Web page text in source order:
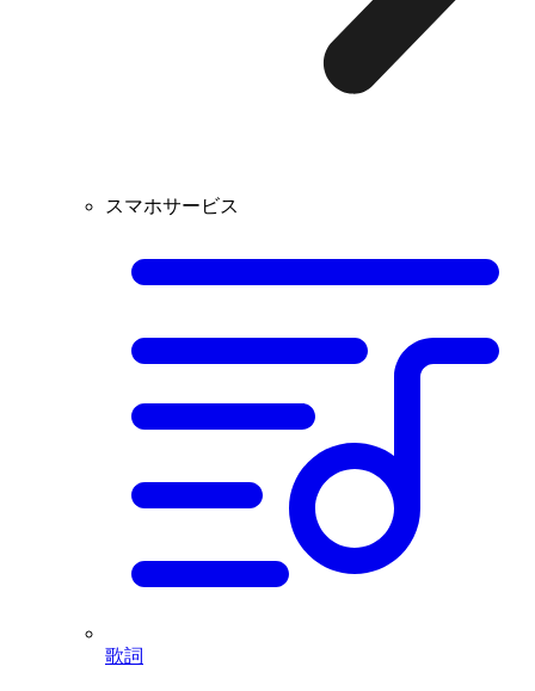
スマホサービス
歌詞